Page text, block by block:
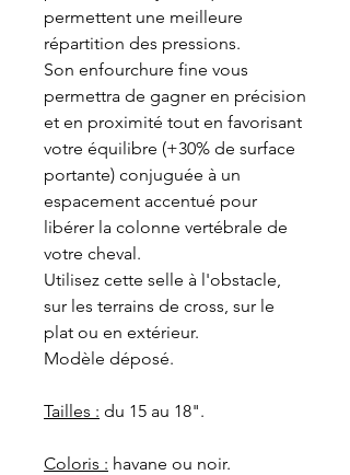
permettent une meilleure
répartition des pressions.
Son enfourchure fine vous
permettra de gagner en précision
et en proximité tout en favorisant
votre équilibre (+30% de surface
portante) conjuguée à un
espacement accentué pour
libérer la colonne vertébrale de
votre cheval.
Utilisez cette selle à l'obstacle,
sur les terrains de cross, sur le
plat ou en extérieur.
Modèle déposé.
Tailles : du 15 au 18".
Coloris : havane ou noir.